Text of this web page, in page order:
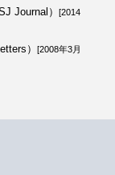
Journal）
[2014
）
[2008年3月